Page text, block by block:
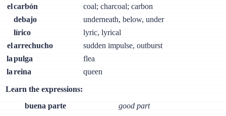
elcarbón
coal; charcoal; carbon
debajo
underneath, below, under
lírico
lyric, lyrical
elarrechucho
sudden impulse, outburst
lapulga
flea
lareina queen
Learn the expressions:
buena parte
good part